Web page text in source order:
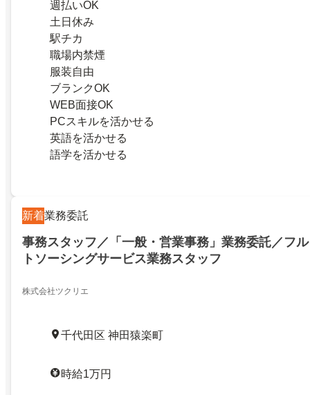
週払いOK
土日休み
駅チカ
職場内禁煙
服装自由
ブランクOK
WEB面接OK
PCスキルを活かせる
英語を活かせる
語学を活かせる
新着業務委託
事務スタッフ／「一般・営業事務」業務委託／フ
トソーシングサービス業務スタッフ
株式会社ツクリエ
千代田区 神田猿楽町
時給1万円